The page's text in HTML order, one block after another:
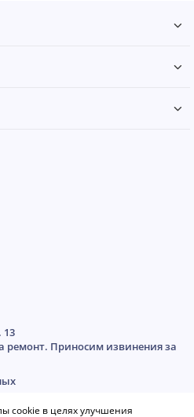
13
ремонт. Приносим извинения за
cookie в целях улучшения